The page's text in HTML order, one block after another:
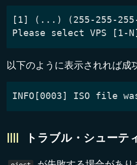
以下のように表示されれば成
トラブル・シューテ